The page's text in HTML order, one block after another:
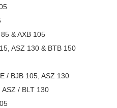
& AXB 105
ASZ 130 & BTB 150
/ BJB 105, ASZ 130
/ BLT 130